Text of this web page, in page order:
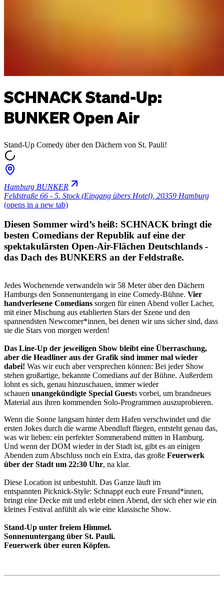
SCHNACK Stand-Up:
BUNKER Open Air
Stand-Up Comedy über den Dächern von St. Pauli!
Hamburg BUNKER
Feldstraße 66 - 5. Stock (Eingang übers Hotel) 20359 Hamburg
(opens in a new tab)
Diesen Sommer wird’s heiß: SCHNACK bringt die
besten Comedians der Republik auf eine der
spektakulärsten Open-Air-Flächen Deutschlands -
das Dach des BUNKERS an der Feldstraße.
Jedes Wochenende verwandeln wir 58 Meter über den Dächern
Hamburgs den Sonnenuntergang in eine Comedy-Bühne. Vier
handverlesene Comedians sorgen für einen Abend voller Lacher,
mit einer Mischung aus etablierten Stars der Szene und den
spannendsten Newcomer*innen, bei denen wir uns sicher sind, dass
sie die Stars von morgen werden!
Das Line-Up der jeweiligen Show bleibt eine Überraschung,
aber die Headliner aus der Grafik sind immer mal wieder
dabei! Was wir euch aber versprechen können: Bei jeder Show
stehen großartige, bekannte Comedians auf der Bühne. Außerdem
lohnt es sich, genau hinzuschauen, immer wieder
schauen unangekündigte Special Guests vorbei, um brandneues
Material aus ihren kommenden Solo-Programmen auszuprobieren.
Wenn die Sonne langsam hinter dem Hafen verschwindet und die
ersten Jokes durch die warme Abendluft fliegen, entsteht genau das,
was wir lieben: ein perfekter Sommerabend mitten in Hamburg.
Und wenn der DOM wieder in der Stadt ist, gibt es an einigen
Abenden zum Abschluss noch ein Extra, das große Feuerwerk
über der Stadt um 22:30 Uhr, na klar.
Diese Location ist unbestuhlt. Das Ganze läuft im
entspannten Picknick-Style: Schnappt euch eure Freund*innen,
bringt eine Decke mit und erlebt einen Abend, der sich eher wie ein
kleines Festival anfühlt als wie eine klassische Show.
Stand-Up unter freiem Himmel.
Sonnenuntergang über St. Pauli.
Feuerwerk über euren Köpfen.